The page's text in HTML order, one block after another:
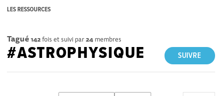
LES RESSOURCES
Tagué 142fois et suivi par24 membres
SUIVRE
#ASTROPHYSIQUE